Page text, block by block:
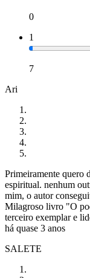
0
1
7
Ari
Primeiramente quero
espiritual. nenhum
mim, o autor
Milagroso livro "O
terceiro exemplar e
há quase 3 anos
SALETE